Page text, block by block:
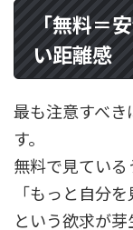
「無料＝
い距離感
最も注意すべ
す。
無料で見ている
「もっと自分
という欲求が